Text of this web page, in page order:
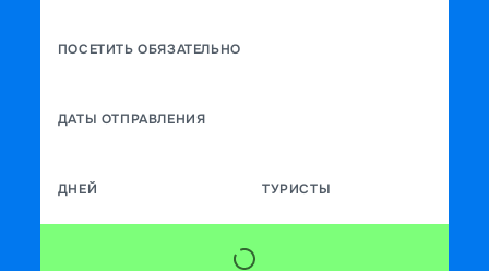
ПОСЕТИТЬ ОБЯЗАТЕЛЬНО
ДАТЫ ОТПРАВЛЕНИЯ
ДНЕЙ ТУРИСТЫ